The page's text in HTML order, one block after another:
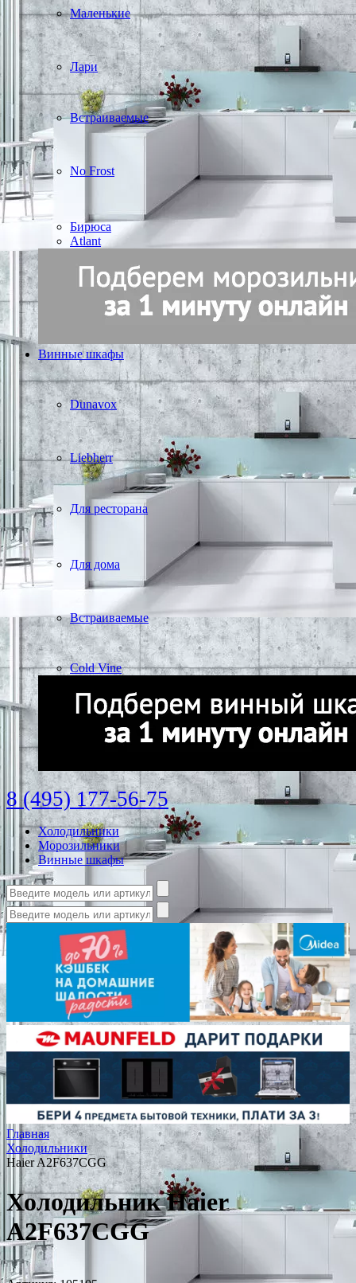
Маленькие
Лари
Встраиваемые
No Frost
Бирюса
Atlant
Винные шкафы
Dunavox
Liebherr
Для ресторана
Для дома
Встраиваемые
Cold Vine
8 (495) 177-56-75
Холодильники
Морозильники
Винные шкафы
Главная
Холодильники
Haier A2F637CGG
Холодильник Haier
A2F637CGG